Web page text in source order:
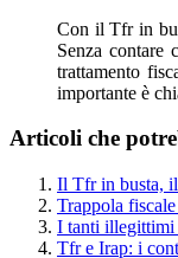
Con il Tfr in
Senza contare
trattamento
importante è
Articoli che
Il Tfr in busta,
Trappola
I tanti illegittimi
Tfr e Irap: i